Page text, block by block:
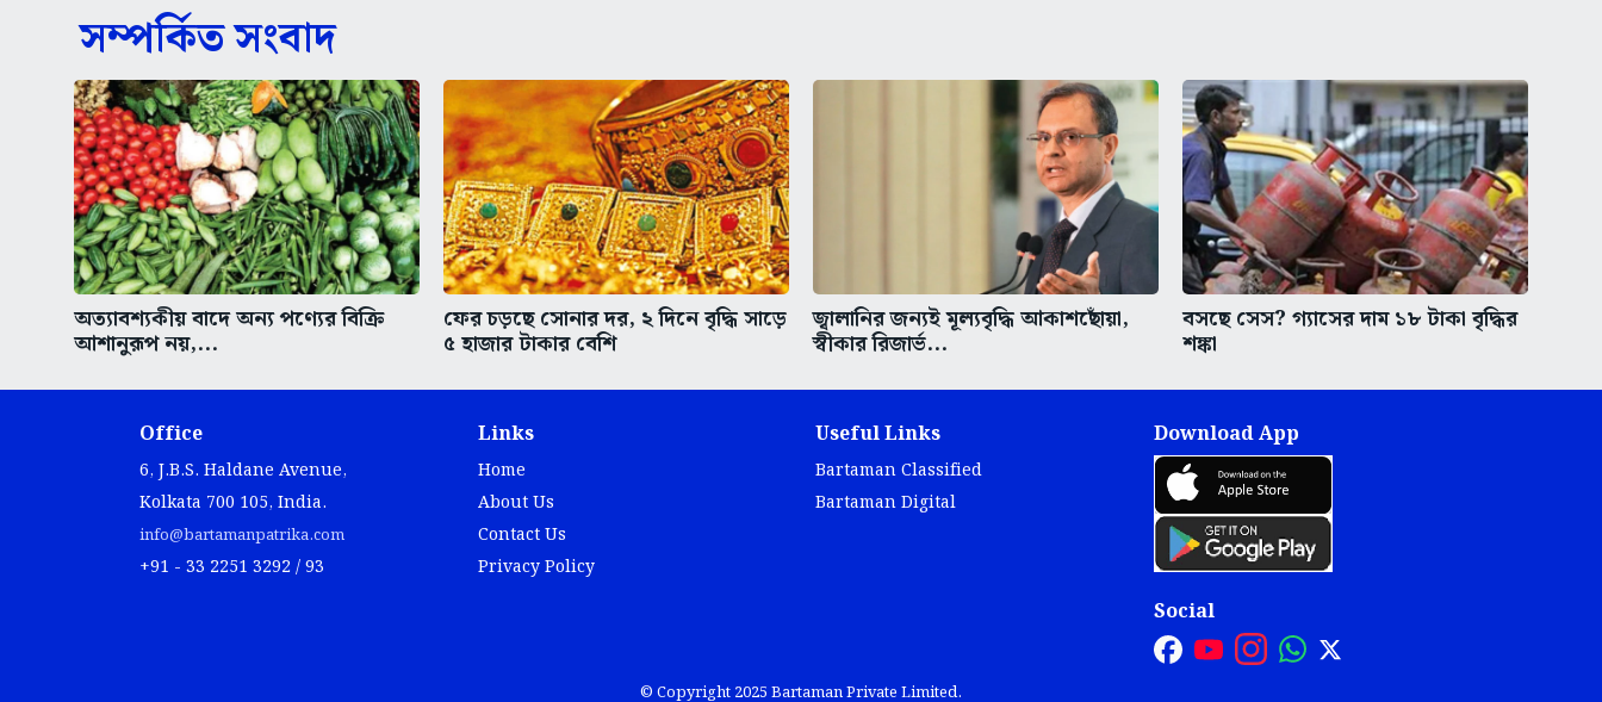
সম্পর্কিত সংবাদ
অত্যাবশ্যকীয় বাদে অন্য পণ্যের বিক্রি
আশানুরূপ নয়,...
ফের চড়ছে সোনার দর, ২ দিনে বৃদ্ধি সাড়ে
৫ হাজার টাকার বেশি
জ্বালানির জন্যই মূল্যবৃদ্ধি আকাশছোঁয়া,
স্বীকার রিজার্ভ...
বসছে সেস? গ্যাসের দাম ১৮ টাকা বৃদ্ধির
শঙ্কা
Office
6, J.B.S. Haldane Avenue,
Kolkata 700 105, India.
info@bartamanpatrika.com
+91 - 33 2251 3292 / 93
Links
Home
About Us
Contact Us
Privacy Policy
Useful Links
Bartaman Classified
Bartaman Digital
Download App
Social
© Copyright 2025 Bartaman Private Limited.